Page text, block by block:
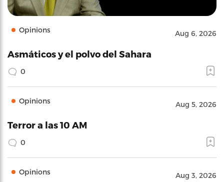
Opinions Aug 6, 2026
Asmáticos y el polvo del Sahara
0
Opinions Aug 5, 2026
Terror a las 10 AM
0
Opinions Aug 3, 2026